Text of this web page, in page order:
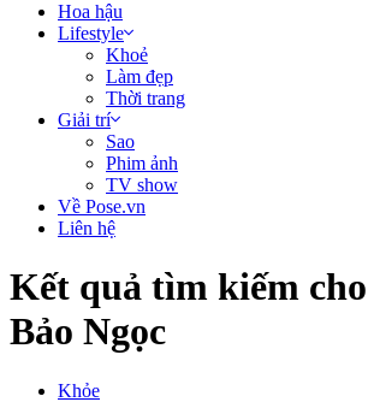
Hoa hậu
Lifestyle
Khoẻ
Làm đẹp
Thời trang
Giải trí
Sao
Phim ảnh
TV show
Về Pose.vn
Liên hệ
Kết quả tìm kiếm
Bảo Ngọc
Khỏe